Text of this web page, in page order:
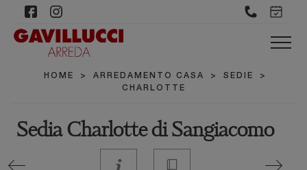
HOME > ARREDAMENTO CASA > SEDIE
>
CHARLOTTE
Sedia Charlotte di Sangiacomo